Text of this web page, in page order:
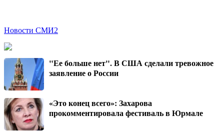
Новости СМИ2
"Ее больше нет". В США сделали тревожное
заявление о России
«Это конец всего»: Захарова
прокомментировала фестиваль в Юрмале